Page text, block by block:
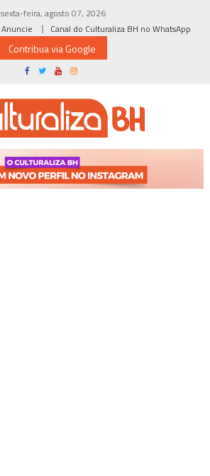
sexta-feira, agosto 07, 2026
Anuncie Canal do Culturaliza BH no WhatsApp
Contribua via Google